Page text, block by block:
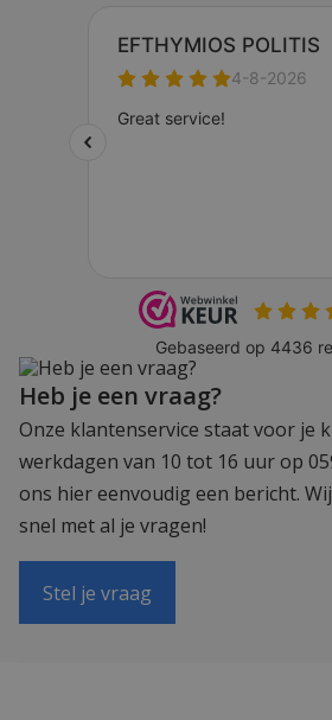
Heb je een vraag?
Onze klantenservice staat voor je
werkdagen van 10 tot 16 uur op
ons hier eenvoudig een bericht.
snel met al je vragen!
Stel je vraag